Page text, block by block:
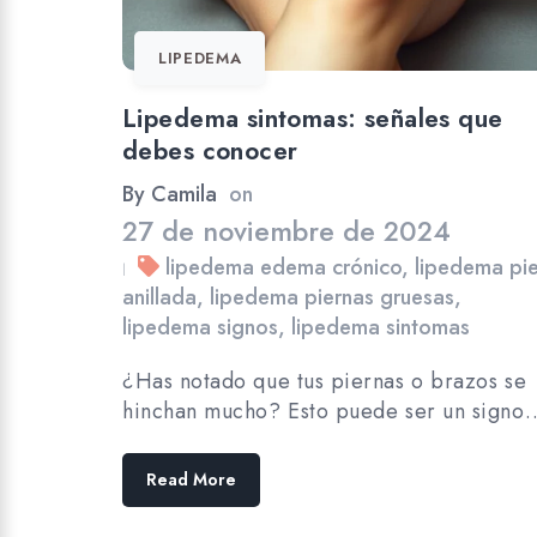
LIPEDEMA
Lipedema sintomas: señales que
debes conocer
By Camila on
27 de noviembre de 2024
| lipedema edema crónico, lipedema
anillada, lipedema piernas gruesas,
lipedema signos, lipedema sintomas
¿Has notado que tus piernas o brazos se
hinchan mucho? Esto puede ser un
Read More